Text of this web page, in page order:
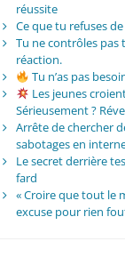
réussite
Ce que tu refuses
Tu ne contrôles pas
réaction.
Tu n’as pas
Les jeunes
Sérieusement ?
Arrête de chercher
sabotages en
Le secret derrière
fard
« Croire que tout le
excuse pour rien